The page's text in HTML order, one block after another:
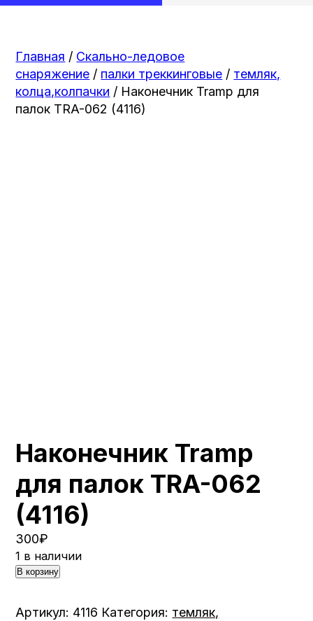
Главная / Скально-ледовое
снаряжение / палки треккинговые / темляк,
колца,колпачки / Наконечник Tramp для
палок TRA-062 (4116)
Наконечник Tramp
для палок TRA-062
(4116)
300₽
1 в наличии
В корзину
Артикул: 4116 Категория: темляк,